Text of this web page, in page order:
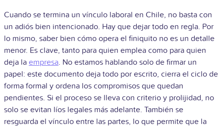
Cuando se termina un vínculo laboral en Chile, no basta con
un adiós bien intencionado. Hay que dejar todo en regla. Por
lo mismo, saber bien cómo opera el finiquito no es un detalle
menor. Es clave, tanto para quien emplea como para quien
deja la empresa. No estamos hablando solo de firmar un
papel: este documento deja todo por escrito, cierra el ciclo de
forma formal y ordena los compromisos que quedan
pendientes. Si el proceso se lleva con criterio y prolijidad, no
solo se evitan líos legales más adelante. También se
resguarda el vínculo entre las partes, lo que permite que la